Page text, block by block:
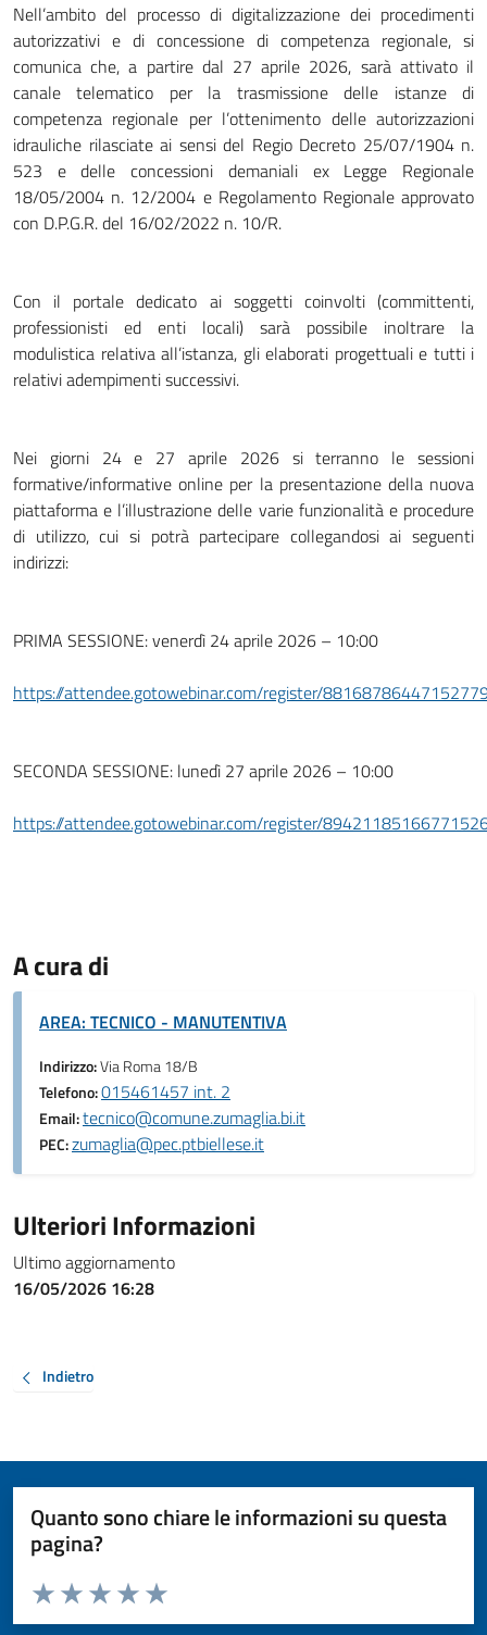
Nell’ambito del processo di digitalizzazione dei procedimenti
autorizzativi e di concessione di competenza regionale, si
comunica che, a partire dal 27 aprile 2026, sarà attivato il
canale telematico per la trasmissione delle istanze di
competenza regionale per l’ottenimento delle autorizzazioni
idrauliche rilasciate ai sensi del Regio Decreto 25/07/1904 n.
523 e delle concessioni demaniali ex Legge Regionale
18/05/2004 n. 12/2004 e Regolamento Regionale approvato
con D.P.G.R. del 16/02/2022 n. 10/R.
Con il portale dedicato ai soggetti coinvolti (committenti,
professionisti ed enti locali) sarà possibile inoltrare la
modulistica relativa all’istanza, gli elaborati progettuali e tutti i
relativi adempimenti successivi.
Nei giorni 24 e 27 aprile 2026 si terranno le sessioni
formative/informative online per la presentazione della nuova
piattaforma e l’illustrazione delle varie funzionalità e procedure
di utilizzo, cui si potrà partecipare collegandosi ai seguenti
indirizzi:
PRIMA SESSIONE: venerdì 24 aprile 2026 – 10:00
https://attendee.gotowebinar.com/register/
SECONDA SESSIONE: lunedì 27 aprile 2026 – 10:00
https://attendee.gotowebinar.com/register/
A cura di
AREA: TECNICO - MANUTENTIVA
Indirizzo:Via Roma 18/B
Telefono:015461457 int. 2
Email:tecnico@comune.zumaglia.bi.it
PEC:zumaglia@pec.ptbiellese.it
Ulteriori Informazioni
Ultimo aggiornamento
16/05/2026 16:28
Indietro
Quanto sono chiare le informazioni su questa
pagina?
Valuta da 1 a 5 stelle la pagina
Valuta 5 stelle su 5
Valuta 4 stelle su 5
Valuta 3 stelle su 5
Valuta 2 stelle su 5
Valuta 1 stelle su 5